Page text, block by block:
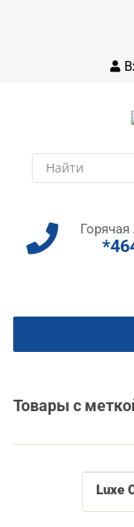
Skip
content
Товары с
Luxe